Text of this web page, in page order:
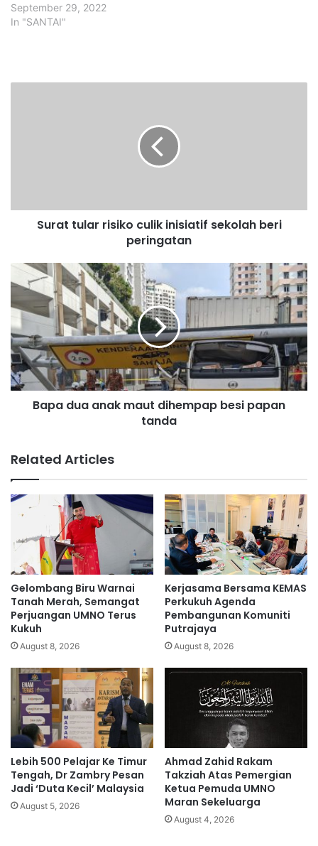
September 29, 2022
In "SANTAI"
a
i
c
u
l
i
k
i
a
t
e
l
a
h
b
r
p
i
n
g
a
t
Surat tular risiko culik inisiatif sekolah beri
peringatan
a
p
d
u
a
a
n
u
t
d
m
p
a
p
b
e
s
p
t
a
n
d
a
Bapa dua anak maut dihempap besi papan
tanda
Related Articles
Gelombang Biru Warnai
Tanah Merah, Semangat
Perjuangan UMNO Terus
Kukuh
August 8, 2026
Kerjasama Bersama KEMAS
Perkukuh Agenda
Pembangunan Komuniti
Putrajaya
August 8, 2026
Lebih 500 Pelajar Ke Timur
Tengah, Dr Zambry Pesan
Jadi ‘Duta Kecil’ Malaysia
August 5, 2026
Ahmad Zahid Rakam
Takziah Atas Pemergian
Ketua Pemuda UMNO
Maran Sekeluarga
August 4, 2026